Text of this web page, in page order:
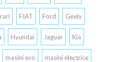
FIAT Ford Geely
Hyundai Jaguar Kia
masini eco masini electrice